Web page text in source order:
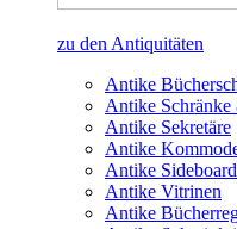
zu den Antiquitäten
Antike
Antike
Antike Sekretäre
Antike
Antike
Antike Vitrinen
Antike